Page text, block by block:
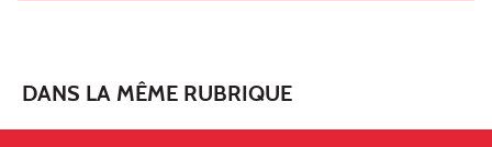
DANS LA MÊME RUBRIQUE